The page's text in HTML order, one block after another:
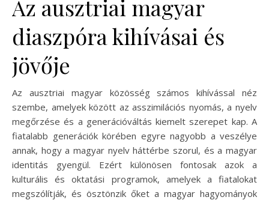
Az ausztriai magyar
diaszpóra kihívásai és
jövője
Az ausztriai magyar közösség számos kihívással néz
szembe, amelyek között az asszimilációs nyomás, a nyelv
megőrzése és a generációváltás kiemelt szerepet kap. A
fiatalabb generációk körében egyre nagyobb a veszélye
annak, hogy a magyar nyelv háttérbe szorul, és a magyar
identitás gyengül. Ezért különösen fontosak azok a
kulturális és oktatási programok, amelyek a fiatalokat
megszólítják, és ösztönzik őket a magyar hagyományok